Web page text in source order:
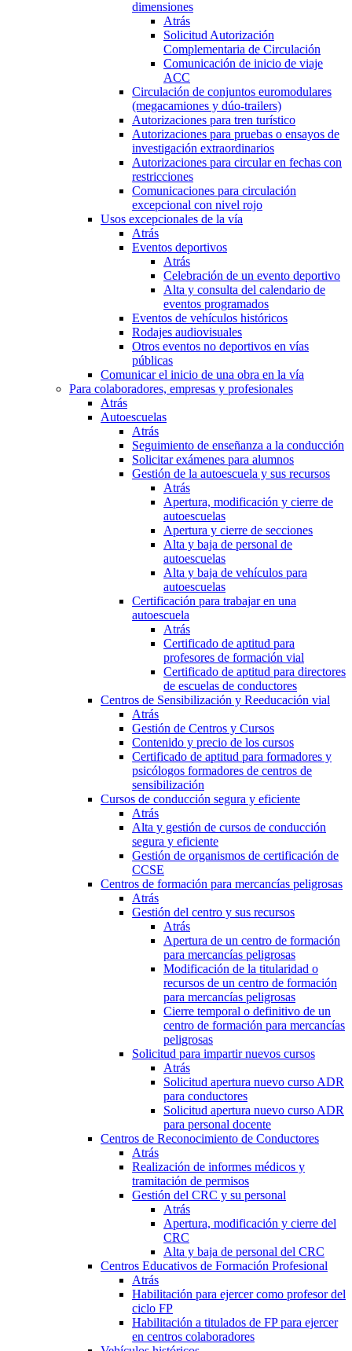
dimensiones
Atrás
Solicitud Autorización
Complementaria de Circulación
Comunicación de inicio de viaje
ACC
Circulación de conjuntos euromodulares
(megacamiones y dúo-trailers)
Autorizaciones para tren turístico
Autorizaciones para pruebas o ensayos de
investigación extraordinarios
Autorizaciones para circular en fechas con
restricciones
Comunicaciones para circulación
excepcional con nivel rojo
Usos excepcionales de la vía
Atrás
Eventos deportivos
Atrás
Celebración de un evento deportivo
Alta y consulta del calendario de
eventos programados
Eventos de vehículos históricos
Rodajes audiovisuales
Otros eventos no deportivos en vías
públicas
Comunicar el inicio de una obra en la vía
Para colaboradores, empresas y profesionales
Atrás
Autoescuelas
Atrás
Seguimiento de enseñanza a la conducción
Solicitar exámenes para alumnos
Gestión de la autoescuela y sus recursos
Atrás
Apertura, modificación y cierre de
autoescuelas
Apertura y cierre de secciones
Alta y baja de personal de
autoescuelas
Alta y baja de vehículos para
autoescuelas
Certificación para trabajar en una
autoescuela
Atrás
Certificado de aptitud para
profesores de formación vial
Certificado de aptitud para directores
de escuelas de conductores
Centros de Sensibilización y Reeducación vial
Atrás
Gestión de Centros y Cursos
Contenido y precio de los cursos
Certificado de aptitud para formadores y
psicólogos formadores de centros de
sensibilización
Cursos de conducción segura y eficiente
Atrás
Alta y gestión de cursos de conducción
segura y eficiente
Gestión de organismos de certificación de
CCSE
Centros de formación para mercancías peligrosas
Atrás
Gestión del centro y sus recursos
Atrás
Apertura de un centro de formación
para mercancías peligrosas
Modificación de la titularidad o
recursos de un centro de formación
para mercancías peligrosas
Cierre temporal o definitivo de un
centro de formación para mercancías
peligrosas
Solicitud para impartir nuevos cursos
Atrás
Solicitud apertura nuevo curso ADR
para conductores
Solicitud apertura nuevo curso ADR
para personal docente
Centros de Reconocimiento de Conductores
Atrás
Realización de informes médicos y
tramitación de permisos
Gestión del CRC y su personal
Atrás
Apertura, modificación y cierre del
CRC
Alta y baja de personal del CRC
Centros Educativos de Formación Profesional
Atrás
Habilitación para ejercer como profesor del
ciclo FP
Habilitación a titulados de FP para ejercer
en centros colaboradores